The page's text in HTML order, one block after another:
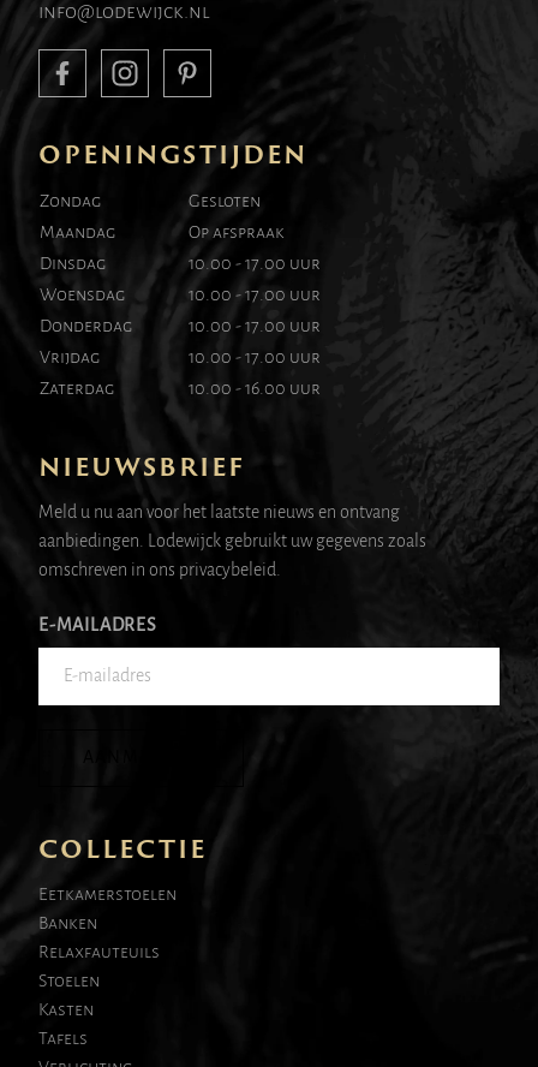
info@lodewijck.nl
OPENINGSTIJDEN
Zondag
Gesloten
Maandag
Op afspraak
Dinsdag
10.00 - 17.00 uur
Woensdag
10.00 - 17.00 uur
Donderdag
10.00 - 17.00 uur
Vrijdag
10.00 - 17.00 uur
Zaterdag
10.00 - 16.00 uur
NIEUWSBRIEF
Meld u nu aan voor het laatste nieuws en ontvang
aanbiedingen. Lodewijck gebruikt uw gegevens zoals
omschreven in ons privacybeleid.
E-MAILADRES
COLLECTIE
Eetkamerstoelen
Banken
Relaxfauteuils
Stoelen
Kasten
Tafels